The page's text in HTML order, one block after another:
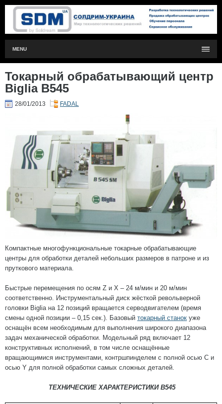
MENU
Токарный обрабатывающий центр
Biglia B545
28/01/2013 FADAL
Компактные многофункциональные токарные обрабатывающие
центры для обработки деталей небольших размеров в патроне и из
пруткового материала.
Быстрые перемещения по осям Z и Х – 24 м/мин и 20 м/мин
соответственно. Инструментальный диск жёсткой револьверной
головки Biglia на 12 позиций вращается серводвигателем (время
смены одной позиции – 0,15 сек.). Базовый токарный станок уже
оснащён всем необходимым для выполнения широкого диапазона
задач механической обработки. Модельный ряд включает 12
конструктивных исполнений, в том числе оснащённые
вращающимися инструментами, контршпинделем с полной осью С и
осью Y для полной обработки самых сложных деталей.
ТЕХНИЧЕСКИЕ ХАРАКТЕРИСТИКИ B545